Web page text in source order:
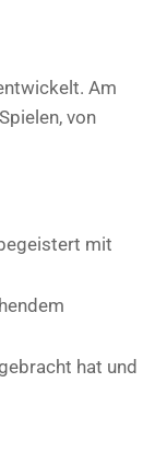
Am
von
mit
hat und